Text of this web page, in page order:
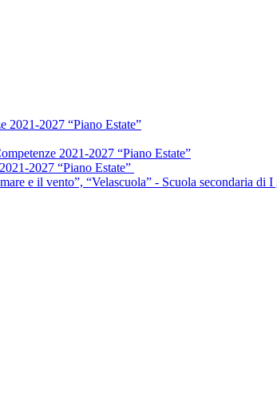
2021-2027 “Piano Estate”
2021-2027 “Piano Estate”
2027 “Piano Estate”
e il vento”, “Velascuola” - Scuola secondaria di I